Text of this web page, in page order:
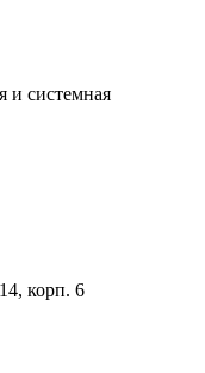
и системная
корп. 6